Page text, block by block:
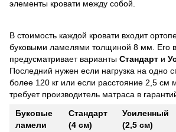
элементы кровати между собой.
В стоимость каждой кровати входит
буковыми ламелями толщиной 8 мм. Его
предусматривает варианты Стандарт и
Последний нужен если нагрузка на одно
более 120 кг или если расстояние 2,5
требует производитель матраса в
Буковые
ламели
Стандарт
(4 см)
Усиленный
(2,5 см)